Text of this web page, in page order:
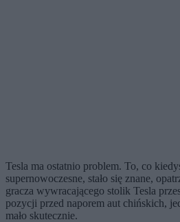
Tesla ma ostatnio problem. To, co
supernowoczesne, stało się znane,
gracza wywracającego stolik Tesla
pozycji przed naporem aut chińskich,
mało skutecznie.